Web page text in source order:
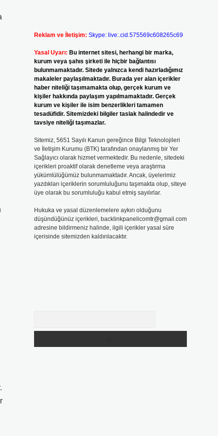
Reklam ve İletişim: Skype: live:.cid.575569c608265c69
Yasal Uyarı: Bu internet sitesi, herhangi bir marka,
kurum veya şahıs şirketi ile hiçbir bağlantısı
bulunmamaktadır. Sitede yalnızca kendi hazırladığımız
makaleler paylaşılmaktadır. Burada yer alan içerikler
haber niteliği taşımamakta olup, gerçek kurum ve
kişiler hakkında paylaşım yapılmamaktadır. Gerçek
kurum ve kişiler ile isim benzerlikleri tamamen
tesadüfidir. Sitemizdeki bilgiler taslak halindedir ve
tavsiye niteliği taşımazlar.
Sitemiz, 5651 Sayılı Kanun gereğince Bilgi Teknolojileri
ve İletişim Kurumu (BTK) tarafından onaylanmış bir Yer
Sağlayıcı olarak hizmet vermektedir. Bu nedenle, sitedeki
içerikleri proaktif olarak denetleme veya araştırma
yükümlülüğümüz bulunmamaktadır. Ancak, üyelerimiz
yazdıkları içeriklerin sorumluluğunu taşımakta olup, siteye
üye olarak bu sorumluluğu kabul etmiş sayılırlar.
Hukuka ve yasal düzenlemelere aykırı olduğunu
düşündüğünüz içerikleri, backlinkpanelicomtr@gmail.com
adresine bildirmeniz halinde, ilgili içerikler yasal süre
içerisinde sitemizden kaldırılacaktır.